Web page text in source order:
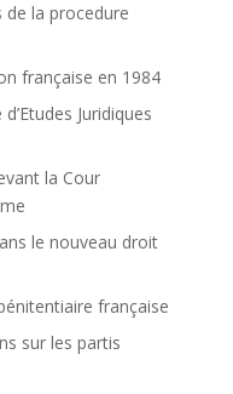
de la procedure
française en 1984
Juridiques
la Cour
le nouveau droit
française
sur les partis